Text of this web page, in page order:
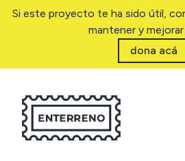
Si este proyecto te ha sido útil,
mantener y
dona acá